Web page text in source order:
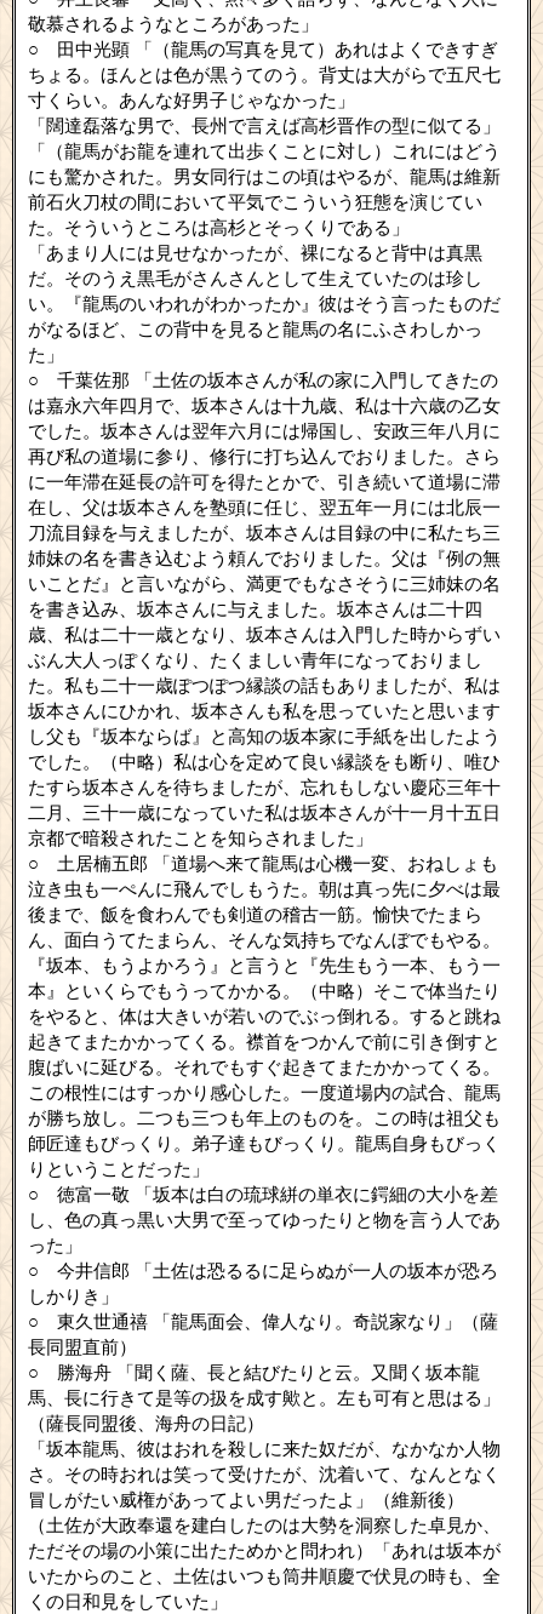
敬慕されるようなところがあった」
○ 田中光顕 「（龍馬の写真を見て）あれはよくできすぎ
ちょる。ほんとは色が黒うてのう。背丈は大がらで五尺七
寸くらい。あんな好男子じゃなかった」
「闊達磊落な男で、長州で言えば高杉晋作の型に似てる」
「（龍馬がお龍を連れて出歩くことに対し）これにはどう
にも驚かされた。男女同行はこの頃はやるが、龍馬は維新
前石火刀杖の間において平気でこういう狂態を演じてい
た。そういうところは高杉とそっくりである」
「あまり人には見せなかったが、裸になると背中は真黒
だ。そのうえ黒毛がさんさんとして生えていたのは珍し
い。『龍馬のいわれがわかったか』彼はそう言ったものだ
がなるほど、この背中を見ると龍馬の名にふさわしかっ
た」
○ 千葉佐那 「土佐の坂本さんが私の家に入門してきたの
は嘉永六年四月で、坂本さんは十九歳、私は十六歳の乙女
でした。坂本さんは翌年六月には帰国し、安政三年八月に
再び私の道場に参り、修行に打ち込んでおりました。さら
に一年滞在延長の許可を得たとかで、引き続いて道場に滞
在し、父は坂本さんを塾頭に任じ、翌五年一月には北辰一
刀流目録を与えましたが、坂本さんは目録の中に私たち三
姉妹の名を書き込むよう頼んでおりました。父は『例の無
いことだ』と言いながら、満更でもなさそうに三姉妹の名
を書き込み、坂本さんに与えました。坂本さんは二十四
歳、私は二十一歳となり、坂本さんは入門した時からずい
ぶん大人っぽくなり、たくましい青年になっておりまし
た。私も二十一歳ぽつぽつ縁談の話もありましたが、私は
坂本さんにひかれ、坂本さんも私を思っていたと思います
し父も『坂本ならば』と高知の坂本家に手紙を出したよう
でした。（中略）私は心を定めて良い縁談をも断り、唯ひ
たすら坂本さんを待ちましたが、忘れもしない慶応三年十
二月、三十一歳になっていた私は坂本さんが十一月十五日
京都で暗殺されたことを知らされました」
○ 土居楠五郎 「道場へ来て龍馬は心機一変、おねしょも
泣き虫も一ぺんに飛んでしもうた。朝は真っ先に夕べは最
後まで、飯を食わんでも剣道の稽古一筋。愉快でたまら
ん、面白うてたまらん、そんな気持ちでなんぼでもやる。
『坂本、もうよかろう』と言うと『先生もう一本、もう一
本』といくらでもうってかかる。（中略）そこで体当たり
をやると、体は大きいが若いのでぶっ倒れる。すると跳ね
起きてまたかかってくる。襟首をつかんで前に引き倒すと
腹ばいに延びる。それでもすぐ起きてまたかかってくる。
この根性にはすっかり感心した。一度道場内の試合、龍馬
が勝ち放し。二つも三つも年上のものを。この時は祖父も
師匠達もびっくり。弟子達もびっくり。龍馬自身もびっく
りということだった」
○ 徳富一敬 「坂本は白の琉球絣の単衣に鍔細の大小を差
し、色の真っ黒い大男で至ってゆったりと物を言う人であ
った」
○ 今井信郎 「土佐は恐るるに足らぬが一人の坂本が恐ろ
しかりき」
○ 東久世通禧 「龍馬面会、偉人なり。奇説家なり」（薩
長同盟直前）
○ 勝海舟 「聞く薩、長と結びたりと云。又聞く坂本龍
馬、長に行きて是等の扱を成す歟と。左も可有と思はる」
（薩長同盟後、海舟の日記）
「坂本龍馬、彼はおれを殺しに来た奴だが、なかなか人物
さ。その時おれは笑って受けたが、沈着いて、なんとなく
冒しがたい威権があってよい男だったよ」（維新後）
（土佐が大政奉還を建白したのは大勢を洞察した卓見か、
ただその場の小策に出たためかと問われ）「あれは坂本が
いたからのこと、土佐はいつも筒井順慶で伏見の時も、全
くの日和見をしていた」